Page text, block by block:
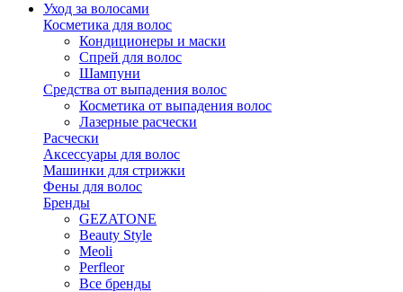
Уход за волосами
Косметика для волос
Кондиционеры и маски
Спрей для волос
Шампуни
Средства от выпадения волос
Косметика от выпадения волос
Лазерные расчески
Расчески
Аксессуары для волос
Машинки для стрижки
Фены для волос
Бренды
GEZATONE
Beauty Style
Meoli
Perfleor
Все бренды